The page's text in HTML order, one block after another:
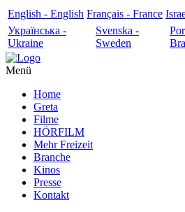
English - English Français - France
Українська -
Ukraine
Svenska -
Sweden
Menü
Home
Greta
Filme
HÖRFILM
Mehr Freizeit
Branche
Kinos
Presse
Kontakt